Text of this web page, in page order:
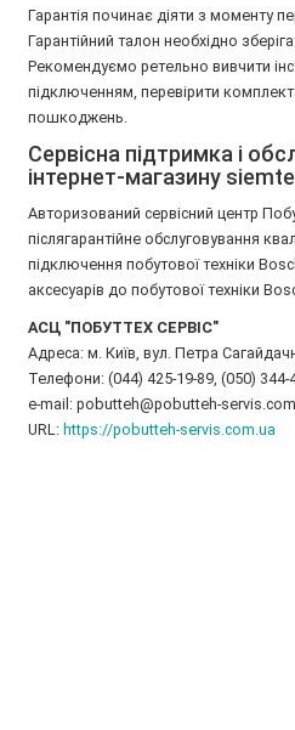
Гарантія починає діяти з моменту
Гарантійний талон необхідно
Рекомендуємо ретельно вивчити
підключенням, перевірити
пошкоджень.
Сервісна підтримка і
інтернет-магазину
Авторизований сервісний центр
післягарантійне обслуговування
підключення побутової техніки
аксесуарів до побутової техніки
АСЦ "ПОБУТТЕХ СЕРВІС"
Адреса: м. Київ, вул. Петра
Телефони: (044) 425-19-89, (050) 344-
e-mail: pobutteh@pobutteh-
URL: https://pobutteh-servis.com.ua